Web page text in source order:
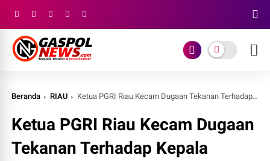
Beranda RIAU Ketua PGRI Riau Kecam Dugaan Tekanan Terhadap Kepala Sekolah, Tegaskan Siap Dampingi
Ketua PGRI Riau Kecam Dugaan
Tekanan Terhadap Kepala